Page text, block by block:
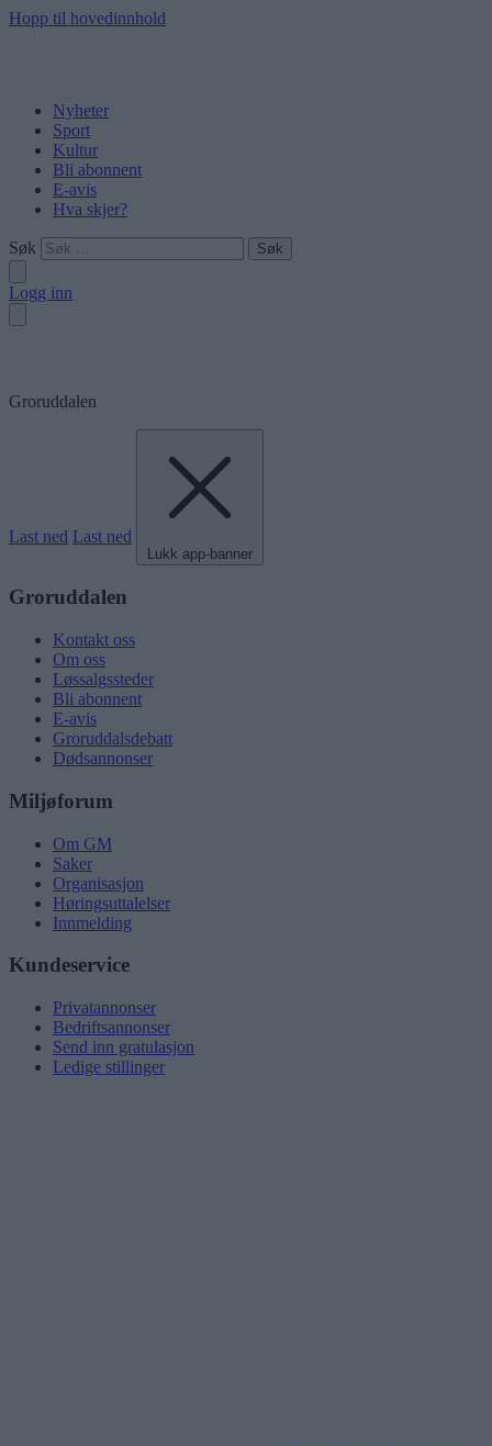
Hopp til hovedinnhold
Nyheter
Sport
Kultur
Bli abonnent
E-avis
Hva skjer?
Søk
Logg inn
Groruddalen
Last ned Last ned
Lukk app-banner
Groruddalen
Kontakt oss
Om oss
Løssalgssteder
Bli abonnent
E-avis
Groruddalsdebatt
Dødsannonser
Miljøforum
Om GM
Saker
Organisasjon
Høringsuttalelser
Innmelding
Kundeservice
Privatannonser
Bedriftsannonser
Send inn gratulasjon
Ledige stillinger